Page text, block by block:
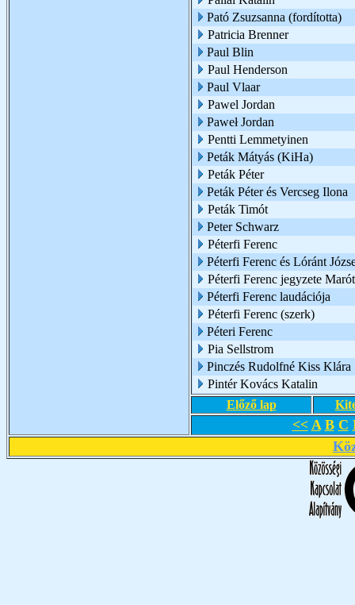
Pató Zsuzsanna (fordította)
Patricia Brenner
Paul Blin
Paul Henderson
Paul Vlaar
Pawel Jordan
Paweł Jordan
Pentti Lemmetyinen
Peták Mátyás (KiHa)
Peták Péter
Peták Péter és Vercseg Ilona
Peták Timót
Peter Schwarz
Péterfi Ferenc
Péterfi Ferenc és Lóránt
Péterfi Ferenc jegyzete
Péterfi Ferenc laudációja
Péterfi Ferenc (szerk)
Péteri Ferenc
Pia Sellstrom
Pinczés Rudolfné Kiss Klára
Pintér Kovács Katalin
Előző lap
<< A B C